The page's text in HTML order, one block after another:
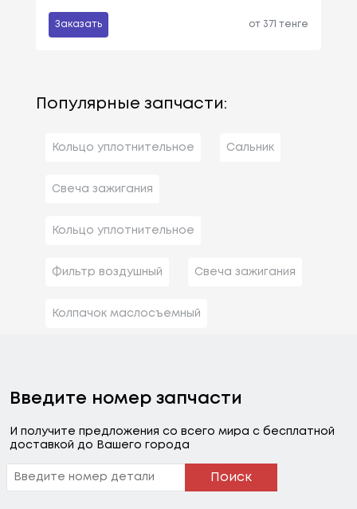
Заказать от 371 тенге
Популярные запчасти:
Кольцо уплотнительное Сальник
Свеча зажигания
Кольцо уплотнительное
Фильтр воздушный Свеча зажигания
Колпачок маслосъемный
Введите номер запчасти
И получите предложения со всего мира с бесплатной
доставкой до Вашего города
Поиск